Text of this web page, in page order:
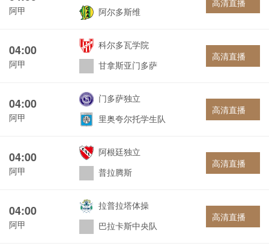
阿甲
阿尔多斯维
高清直播
04:00
阿甲
科尔多瓦学院
甘拿斯亚门多萨
高清直播
04:00
阿甲
门多萨独立
里奥夸尔托学生队
高清直播
04:00
阿甲
阿根廷独立
普拉腾斯
高清直播
04:00
阿甲
拉普拉塔体操
巴拉卡斯中央队
高清直播